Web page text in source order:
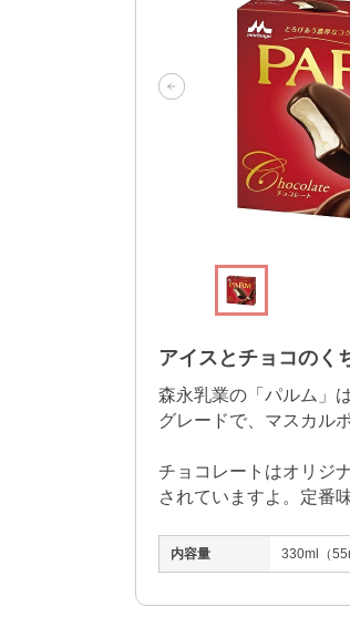
アイスとチョコのく
森永乳業の「パルム」
グレードで、マスカル
チョコレートはオリジ
されていますよ。定番
内容量 330ml（